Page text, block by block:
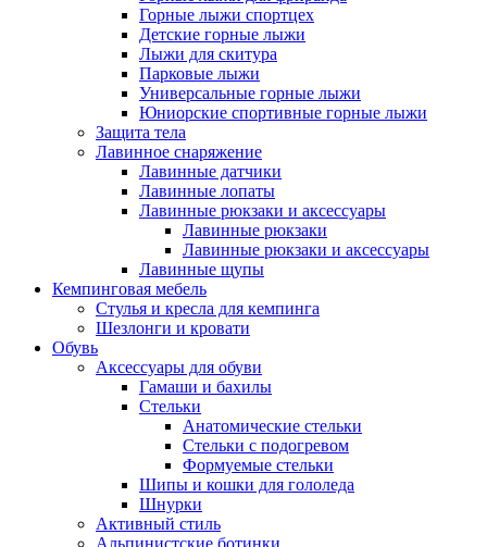
Горные лыжи спортцех
Детские горные лыжи
Лыжи для скитура
Парковые лыжи
Универсальные горные лыжи
Юниорские спортивные горные лыжи
Защита тела
Лавинное снаряжение
Лавинные датчики
Лавинные лопаты
Лавинные рюкзаки и аксессуары
Лавинные рюкзаки
Лавинные рюкзаки и аксессуары
Лавинные щупы
Кемпинговая мебель
Стулья и кресла для кемпинга
Шезлонги и кровати
Обувь
Аксессуары для обуви
Гамаши и бахилы
Стельки
Анатомические стельки
Стельки с подогревом
Формуемые стельки
Шипы и кошки для гололеда
Шнурки
Активный стиль
Альпинистские ботинки